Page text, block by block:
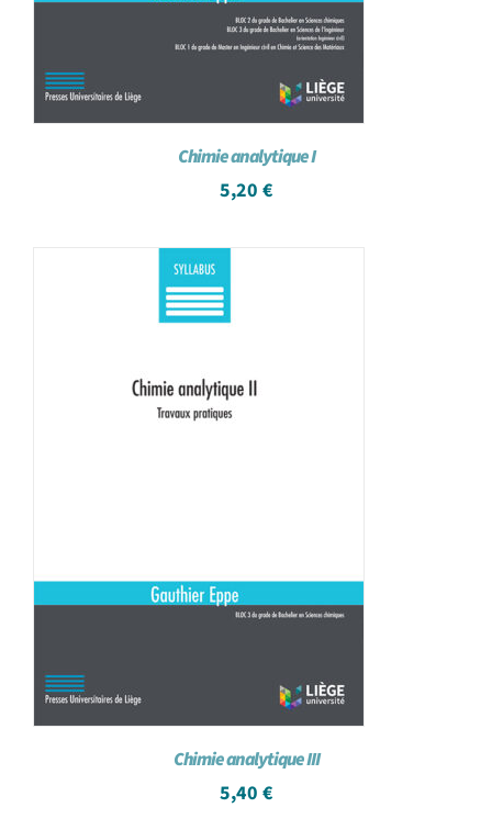
Chimie analytique I
5,20 €
Chimie analytique III
5,40 €